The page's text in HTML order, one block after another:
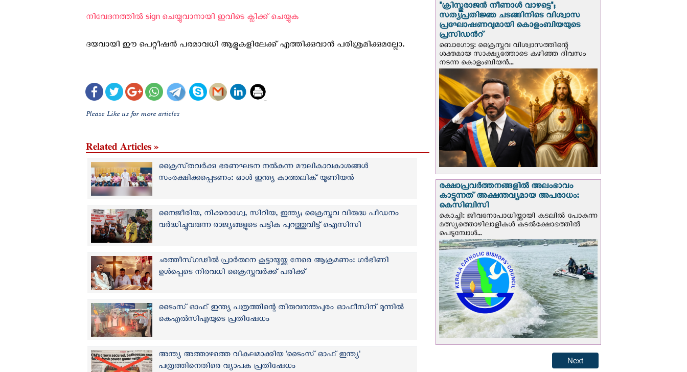
നിവേദനത്തിൽ sign ചെയ്യുവാനായി ഇവിടെ ക്ലിക്ക് ചെയ്യുക
ദയവായി ഈ പെറ്റീഷന്‍ പരമാവധി ആളുകളിലേക്ക് എത്തിക്കുവാന്‍ പരിശ്രമിക്കുമല്ലോ.
Please Like us for more articles
Related Articles »
ക്രൈസ്‌തവർക്കു ഭരണഘടന നൽകുന്ന മൗലികാവകാശങ്ങൾ
സംരക്ഷിക്കപ്പെടണം: ഓൾ ഇന്ത്യ കാത്തലിക് യൂണിയൻ
നൈജീരിയ, നിക്കരാഗ്വേ, സിറിയ, ഇന്ത്യ; ക്രൈസ്തവ വിരുദ്ധ പീഡനം
വർദ്ധിച്ചുവരുന്ന രാജ്യങ്ങളുടെ പട്ടിക പുറത്തുവിട്ട് ഐ‌സി‌സി
ഛത്തീസ്ഗഢിൽ പ്രാർത്ഥന കൂട്ടായ്മയ്ക്കു നേരെ ആക്രമണം: ഗര്‍ഭിണി
ഉള്‍പ്പെടെ നിരവധി ക്രൈസ്തവര്‍ക്ക് പരിക്ക്
ടൈംസ് ഓഫ് ഇന്ത്യ പത്രത്തിന്റെ തിരുവനന്തപുരം ഓഫീസിന് മുന്നില്‍
കെഎല്‍സിഎയുടെ പ്രതിഷേധം
അന്ത്യ അത്താഴത്തെ വികലമാക്കിയ 'ടൈംസ് ഓഫ് ഇന്ത്യ'
പത്രത്തിനെതിരെ വ്യാപക പ്രതിഷേധം
"ക്രിസ്തുരാജന്‍ നീണാള്‍ വാഴട്ടെ";
സത്യപ്രതിജ്ഞ ചടങ്ങിനിടെ വിശ്വാസ
പ്രഘോഷണവുമായി കൊളംബിയയുടെ
പ്രസിഡന്‍റ്
ബൊഗോട്ട: ക്രൈസ്തവ വിശ്വാസത്തിന്റെ
ശക്തമായ സാക്ഷ്യത്തോടെ കഴിഞ്ഞ ദിവസം
നടന്ന കൊളംബിയന്‍...
രക്ഷാപ്രവര്‍ത്തനങ്ങളില്‍ അലംഭാവം
കാട്ടുന്നത് അക്ഷന്തവ്യമായ അപരാധം:
കെസിബിസി
കൊച്ചി: ജീവനോപാധിയ്ക്കായി കടലില്‍ പോകുന്ന
മത്സ്യത്തൊഴിലാളികള്‍ കടല്‍ക്ഷോഭത്തില്‍
പെടുമ്പോള്‍...
Next